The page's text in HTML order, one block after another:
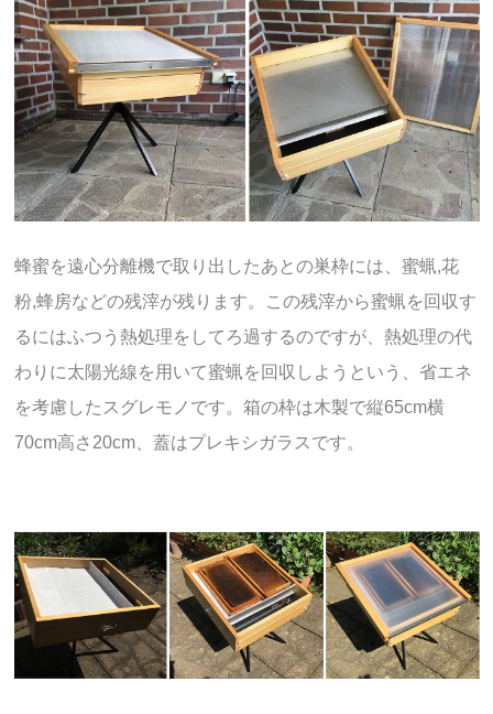
蜂蜜を遠心分離機で取り出したあとの巣枠には、蜜蝋,花
粉,蜂房などの残滓が残ります。この残滓から蜜蝋を回収す
るにはふつう熱処理をしてろ過するのですが、熱処理の代
わりに太陽光線を用いて蜜蝋を回収しようという、省エネ
を考慮したスグレモノです。箱の枠は木製で縦65cm横
70cm高さ20cm、蓋はプレキシガラスです。